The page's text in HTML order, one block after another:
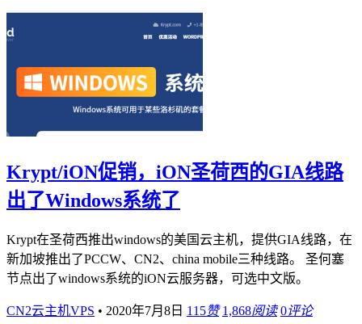
Krypt/iON促销，iON圣荷西的GIA线路
出了Windows系统了
Krypt在圣荷西推出windows的美国云主机，提供GIA线路，在
新加坡推出了PCCW、CN2、china mobile三种线路。 圣何塞
节点出了windows系统的iON云服务器，可选中文版。
CN2云主机VPS • 2020年7月8日 115赞 1,868阅读 0评论